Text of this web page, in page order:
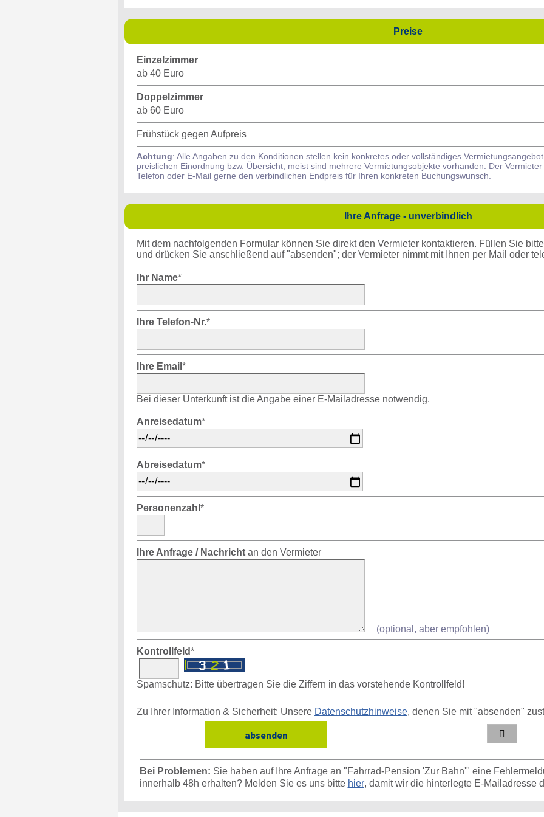
Preise
Einzelzimmer
ab 40 Euro
Doppelzimmer
ab 60 Euro
Frühstück gegen Aufpreis
Achtung: Alle Angaben zu den Konditionen stellen kein konkretes oder vollständiges
preislichen Einordnung bzw. Übersicht, meist sind mehrere Vermietungsobjekte vorhanden. Der
Telefon oder E-Mail gerne den verbindlichen Endpreis für Ihren konkreten Buchungswunsch.
Ihre Anfrage - unverbindlich
Mit dem nachfolgenden Formular können Sie direkt den Vermieter kontaktieren. Füllen Sie
und drücken Sie anschließend auf "absenden"; der Vermieter nimmt mit Ihnen per Mail oder
Ihr Name*
Ihre Telefon-Nr.*
Ihre Email *
Bei dieser Unterkunft ist die Angabe einer E-Mailadresse notwendig.
Anreisedatum*
Abreisedatum*
Personenzahl *
Ihre Anfrage / Nachrichtan den Vermieter
(optional, aber empfohlen)
Kontrollfeld*
Spamschutz: Bitte übertragen Sie die Ziffern in das vorstehende Kontrollfeld!
Zu Ihrer Information & Sicherheit: Unsere Datenschutzhinweise, denen Sie mit "absenden"

Bei Problemen: Sie haben auf Ihre Anfrage an "Fahrrad-Pension 'Zur Bahn'" eine
innerhalb 48h erhalten? Melden Sie es uns bitte hier, damit wir die hinterlegte E-Mailadresse